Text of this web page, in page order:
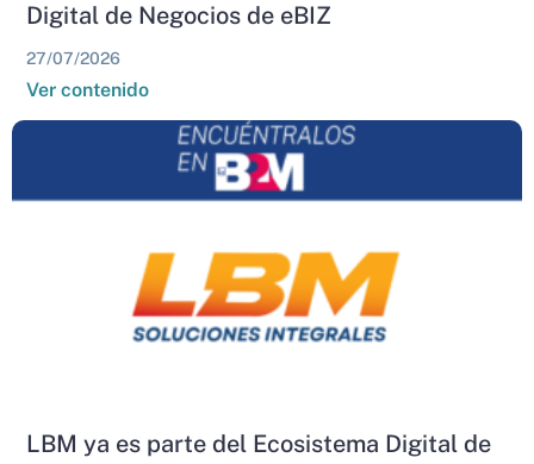
Digital de Negocios de eBIZ
27/07/2026
Ver contenido
LBM ya es parte del Ecosistema Digital de